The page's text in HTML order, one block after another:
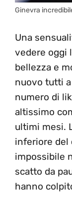
Ginevra
Una
vedere oggi
bellezza e
nuovo tutti a
numero di
altissimo
ultimi mesi.
inferiore del
impossibile
scatto da
hanno